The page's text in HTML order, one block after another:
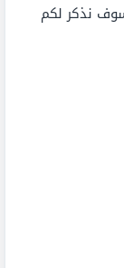
نذكر لكم